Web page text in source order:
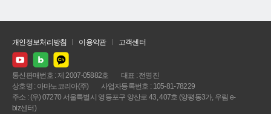
개인정보처리방침 이용약관 고객센터
통신판매번호 : 제 2007-05882호
대표 : 전명진
상호명 : 아마노코리아(주)
사업자등록번호 : 105-81-78229
주소 : (우) 07270 서울특별시 영등포구 양산로 43, 407호 (양평동3가, 우림 e-
biz센터)